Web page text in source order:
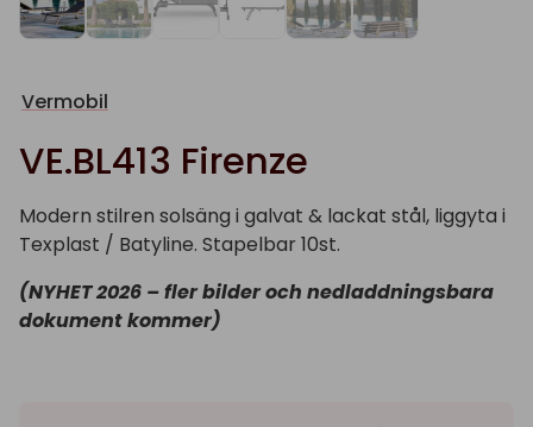
Vermobil
VE.BL413 Firenze
Modern stilren solsäng i galvat & lackat stål, liggyta i
Texplast / Batyline. Stapelbar 10st.
(NYHET 2026 – fler bilder och nedladdningsbara
dokument kommer)